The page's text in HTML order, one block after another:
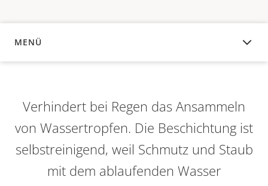
MENÜ
ÜBERSICHT
Verhindert bei Regen das Ansammeln
von Wassertropfen. Die Beschichtung ist
selbstreinigend, weil Schmutz und Staub
mit dem ablaufenden Wasser